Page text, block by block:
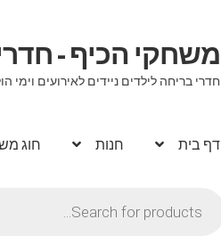
דלג
לניווט
לדלג
לתוכן
משחקי הכיף -
חדרי בריחה לילדים ניידים לאירועים
דף בית חנות חוג
search